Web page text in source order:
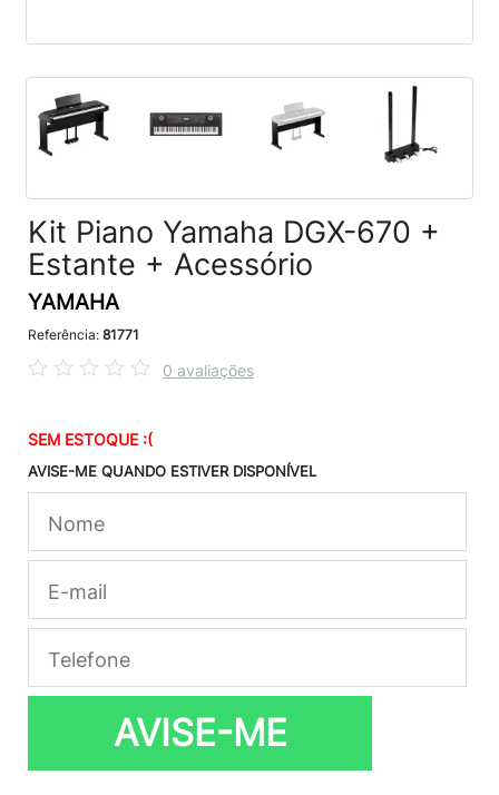
Kit Piano Yamaha DGX-670 +
Estante + Acessório
YAMAHA
Referência: 81771
0 avaliações
SEM ESTOQUE :(
AVISE-ME QUANDO ESTIVER DISPONÍVEL
AVISE-ME